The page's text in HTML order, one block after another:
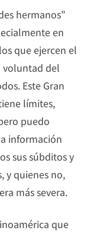
hermanos”
en
que ejercen el
voluntad del
Este Gran
límites,
puedo
información
sus súbditos y
y quienes no,
más severa.
que